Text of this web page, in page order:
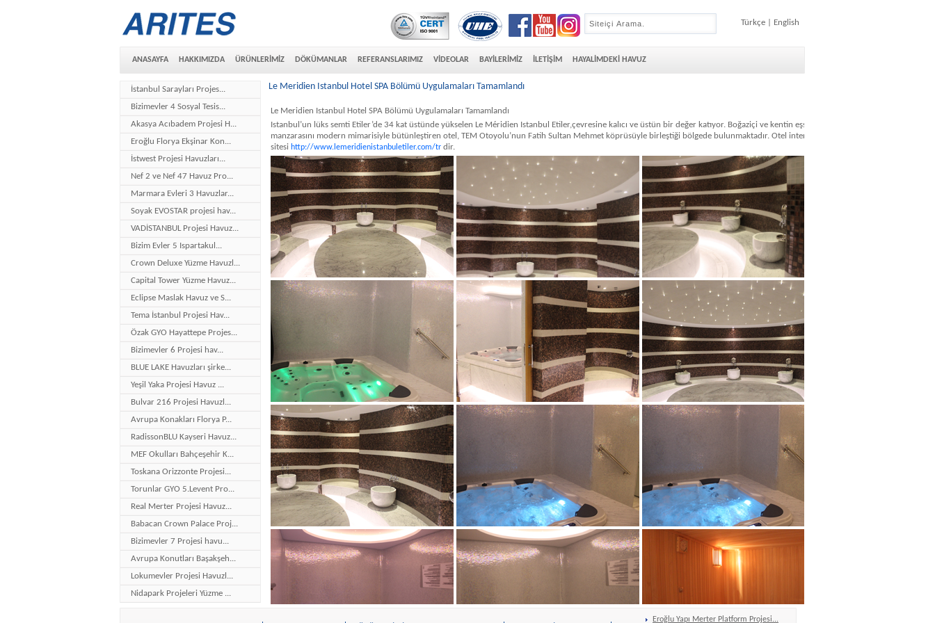
Türkçe English
ANASAYFA HAKKIMIZDA ÜRÜNLERİMİZ DÖKÜMANLAR REFERANSLARIMIZ VİDEOLAR BAYİLERİMİZ İLETİŞİM HAYALİMDEKİ HAVUZ
İstanbul Sarayları Projes...
Bizimevler 4 Sosyal Tesis...
Akasya Acıbadem Projesi H...
Eroğlu Florya Ekşinar Kon...
İstwest Projesi Havuzları...
Nef 2 ve Nef 47 Havuz Pro...
Marmara Evleri 3 Havuzlar...
Soyak EVOSTAR projesi hav...
VADİSTANBUL Projesi Havuz...
Bizim Evler 5 Ispartakul...
Crown Deluxe Yüzme Havuzl...
Capital Tower Yüzme Havuz...
Eclipse Maslak Havuz ve S...
Tema İstanbul Projesi Hav...
Özak GYO Hayattepe Projes...
Bizimevler 6 Projesi hav...
BLUE LAKE Havuzları şirke...
Yeşil Yaka Projesi Havuz ...
Bulvar 216 Projesi Havuzl...
Avrupa Konakları Florya P...
RadissonBLU Kayseri Havuz...
MEF Okulları Bahçeşehir K...
Toskana Orizzonte Projesi...
Torunlar GYO 5.Levent Pro...
Real Merter Projesi Havuz...
Babacan Crown Palace Proj...
Bizimevler 7 Projesi havu...
Avrupa Konutları Başakşeh...
Lokumevler Projesi Havuzl...
Nidapark Projeleri Yüzme ...
Le Meridien Istanbul Hotel SPA Bölümü Uygulamaları Tamamlandı
Le Meridien Istanbul Hotel SPA Bölümü Uygulamaları Tamamlandı
Istanbul’un lüks semti Etiler’de 34 kat üstünde yükselen Le Méridien Istanbul Etiler,çevresine kalıcı ve üstün bir değer katıyor. Boğaziçi ve kentin eşsiz
manzarasını modern mimarisiyle bütünleştiren otel, TEM Otoyolu’nun Fatih Sultan Mehmet köprüsüyle birleştiği bölgede bulunmaktadır. Otel internet
sitesi http://www.lemeridienistanbuletiler.com/tr dir.
Eroğlu Yapı Merter Platform Projesi...